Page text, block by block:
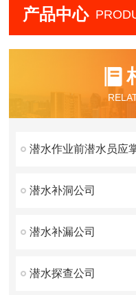
产品中心
潜水作业前潜水员应
潜水补洞公司
潜水补漏公司
潜水探查公司